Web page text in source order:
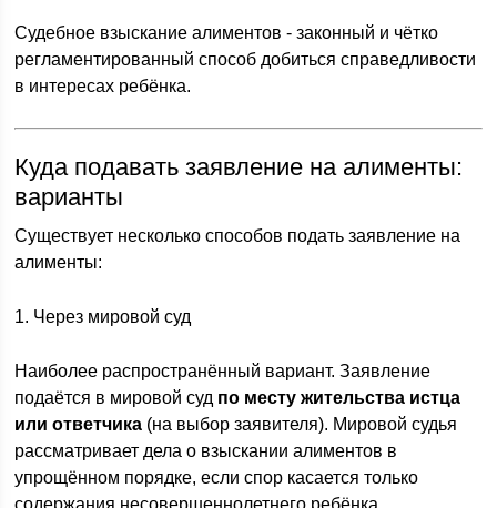
Судебное взыскание алиментов - законный и чётко
регламентированный способ добиться справедливости
в интересах ребёнка.
Куда подавать заявление на алименты:
варианты
Существует несколько способов подать заявление на
алименты:
1. Через мировой суд
Наиболее распространённый вариант. Заявление
подаётся в мировой суд по месту жительства истца
или ответчика (на выбор заявителя). Мировой судья
рассматривает дела о взыскании алиментов в
упрощённом порядке, если спор касается только
содержания несовершеннолетнего ребёнка.